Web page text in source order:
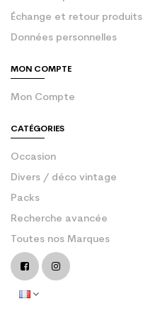
Échange et retour produits
Données personnelles
MON COMPTE
Mon Compte
CATÉGORIES
Occasion
Divers / déco vintage
Packs
Recherche avancée
Toutes nos Marques